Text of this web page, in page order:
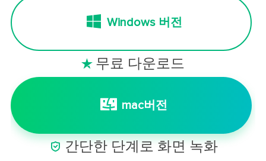
Windows 버전
 무료 다운로드
mac버전
 간단한 단계로 화면 녹화